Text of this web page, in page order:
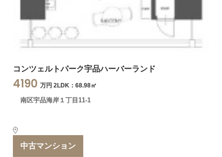
コンツェルトパーク宇品ハーバーランド
4190 万円 2LDK：68.98㎡
南区宇品海岸１丁目11-1
中古マンション